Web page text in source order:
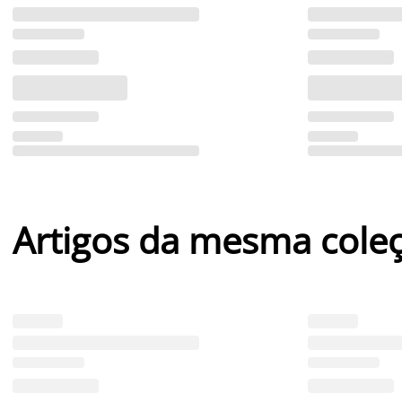
Artigos da mesma